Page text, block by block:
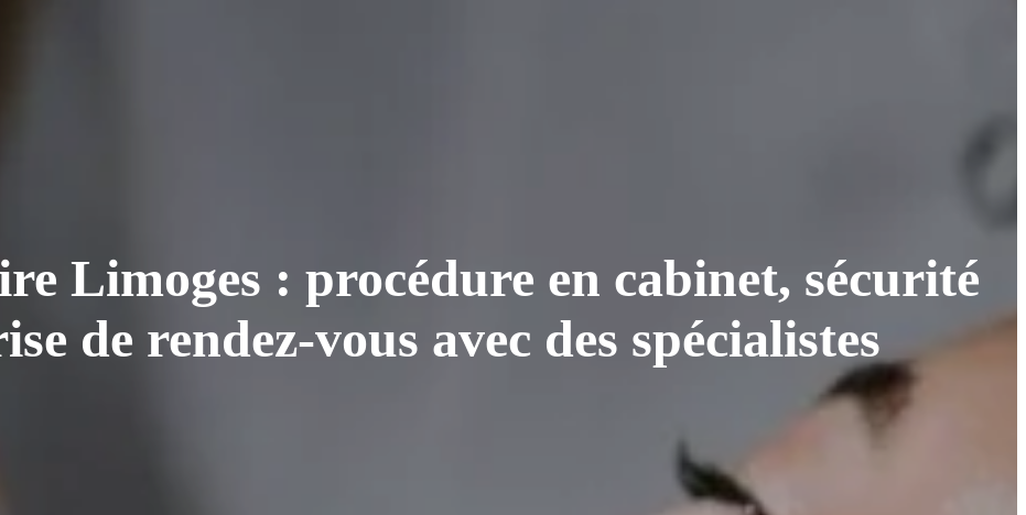
Limoges : procédure en cabinet, sécurité
de rendez-vous avec des spécialistes